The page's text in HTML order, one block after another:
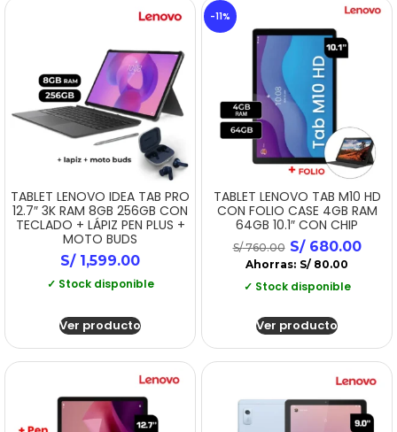
TABLET LENOVO IDEA TAB PRO
12.7″ 3K RAM 8GB 256GB CON
TECLADO + LÁPIZ PEN PLUS +
MOTO BUDS
S/1,599.00
✓ Stock disponible
Ver producto
-11%
TABLET LENOVO TAB M10 HD
CON FOLIO CASE 4GB RAM
64GB 10.1″ CON CHIP
S/760.00 S/680.00
Ahorras: S/ 80.00
✓ Stock disponible
Ver producto